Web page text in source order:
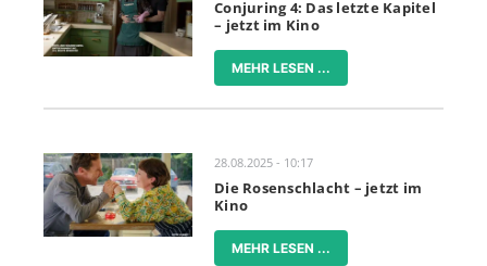
Conjuring 4: Das letzte Kapitel
– jetzt im Kino
MEHR LESEN ...
28.08.2025 - 10:17
Die Rosenschlacht – jetzt im
Kino
MEHR LESEN ...